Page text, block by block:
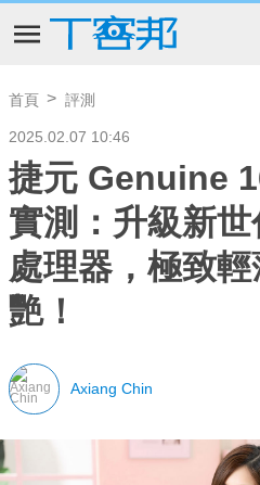
首頁 評測
2025.02.07 10:46
捷元 Genuine
實測：升級新
處理器，極致
艷！
Axiang Chin